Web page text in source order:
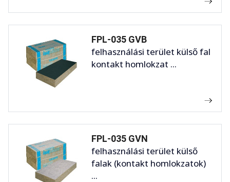
FPL-035 GVB
felhasználási terület külső fal
kontakt homlokzat ...
FPL-035 GVN
felhasználási terület külső
falak (kontakt homlokzatok)
...